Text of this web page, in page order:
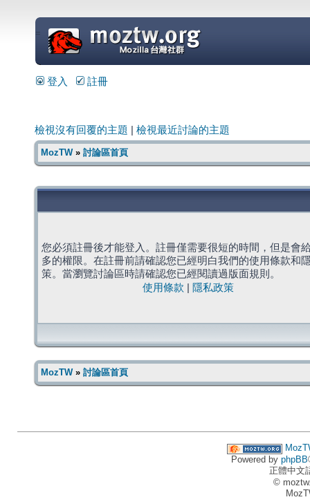
=
登入 註冊
檢視沒有回覆的主題 檢視最近討論的主題
MozTW» 討論區首頁
您必須註冊後才能登入。註冊僅需要很短的時間，但是會
多的權限。在註冊前請確認您已經明白我們的使用條款和
策。當瀏覽討論區時請確認您已經閱讀過版面規則。
使用條款
隱私政策
MozTW» 討論區首頁
Powered by phpBB
正體中文
©